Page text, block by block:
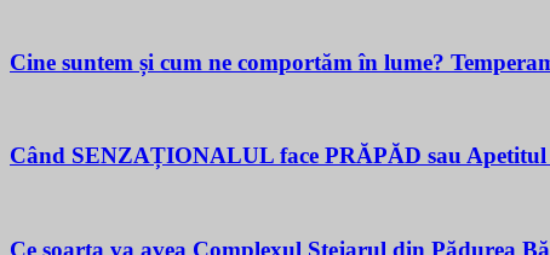
Cine suntem și cum ne comportăm în lume?
Când SENZAȚIONALUL face PRĂPĂD sau
Ce soarta va avea Complexul Stejarul din Pădurea